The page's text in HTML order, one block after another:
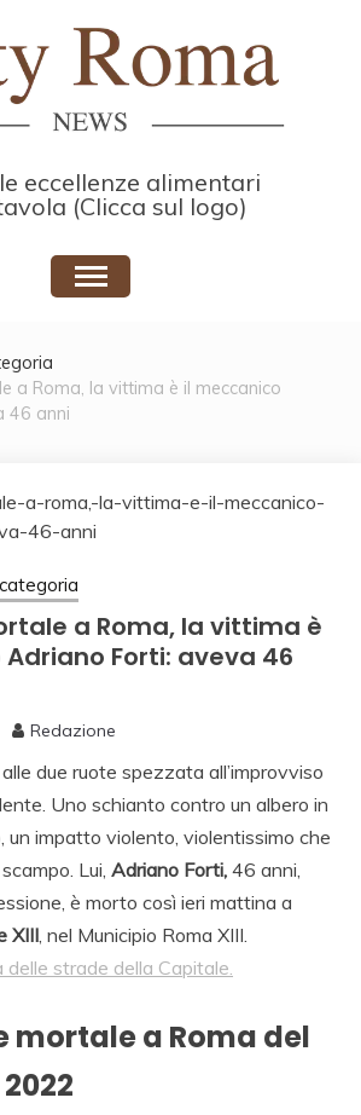
eccellenze alimentari
(Clicca sul logo)
a Roma, la vittima è il meccanico
46 anni
a Roma, la vittima è
Forti: aveva 46
Redazione
due ruote spezzata all’improvviso
Uno schianto contro un albero in
un impatto violento, violentissimo che
Lui, Adriano Forti, 46 anni,
è morto così ieri mattina a
XIII, nel Municipio Roma XIII.
delle strade della Capitale.
mortale a Roma del